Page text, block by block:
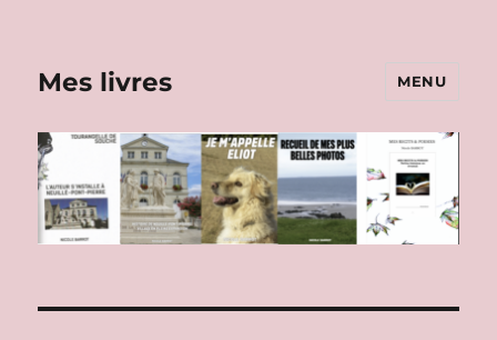
Mes livres MENU